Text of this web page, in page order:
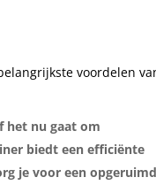
voordelen
het nu gaat om
biedt een efficiënte
je voor een